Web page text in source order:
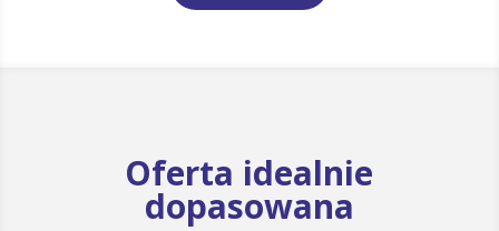
Oferta idealnie
dopasowana